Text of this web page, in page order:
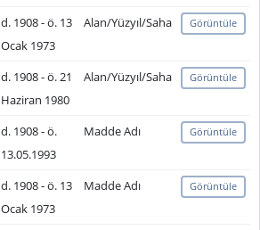
d. 1908 - ö. 13
Ocak 1973
Alan/Yüzyıl/Saha Görüntüle
d. 1908 - ö. 21
Haziran 1980
Alan/Yüzyıl/Saha Görüntüle
d. 1908 - ö.
13.05.1993
Madde Adı Görüntüle
d. 1908 - ö. 13
Ocak 1973
Madde Adı Görüntüle